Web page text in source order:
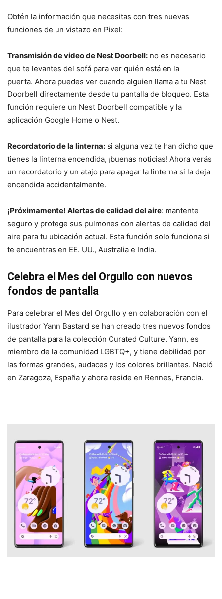
Obtén la información que necesitas con tres nuevas
funciones de un vistazo en Pixel:
Transmisión de video de Nest Doorbell: no es necesario
que te levantes del sofá para ver quién está en la
puerta. Ahora puedes ver cuando alguien llama a tu Nest
Doorbell directamente desde tu pantalla de bloqueo. Esta
función requiere un Nest Doorbell compatible y la
aplicación Google Home o Nest.
Recordatorio de la linterna: si alguna vez te han dicho que
tienes la linterna encendida, ¡buenas noticias! Ahora verás
un recordatorio y un atajo para apagar la linterna si la deja
encendida accidentalmente.
¡Próximamente! Alertas de calidad del aire: mantente
seguro y protege sus pulmones con alertas de calidad del
aire para tu ubicación actual. Esta función solo funciona si
te encuentras en EE. UU., Australia e India.
Celebra el Mes del Orgullo con nuevos
fondos de pantalla
Para celebrar el Mes del Orgullo y en colaboración con el
ilustrador Yann Bastard se han creado tres nuevos fondos
de pantalla para la colección Curated Culture. Yann, es
miembro de la comunidad LGBTQ+, y tiene debilidad por
las formas grandes, audaces y los colores brillantes. Nació
en Zaragoza, España y ahora reside en Rennes, Francia.